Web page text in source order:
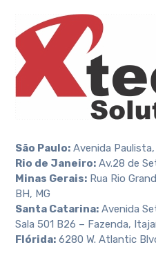
São Paulo: Avenida
Rio de Janeiro: Av.28 de
Minas Gerais: Rua Rio
BH, MG
Santa Catarina: Avenida
Sala 501 B26 – Fazenda,
Flórida: 6280 W. Atlantic